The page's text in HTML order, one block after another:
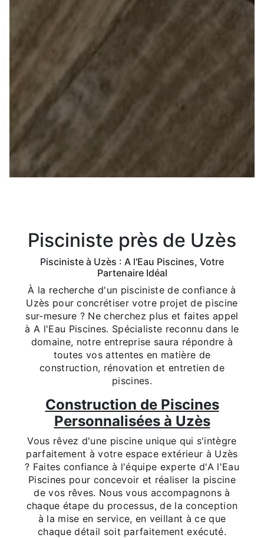
Pisciniste près de Uzès
Pisciniste à Uzès : A l'Eau Piscines, Votre
Partenaire Idéal
À la recherche d'un pisciniste de confiance à
Uzès pour concrétiser votre projet de piscine
sur-mesure ? Ne cherchez plus et faites appel
à A l'Eau Piscines. Spécialiste reconnu dans le
domaine, notre entreprise saura répondre à
toutes vos attentes en matière de
construction, rénovation et entretien de
piscines.
Construction de Piscines
Personnalisées à Uzès
Vous rêvez d'une piscine unique qui s'intègre
parfaitement à votre espace extérieur à Uzès
? Faites confiance à l'équipe experte d'A l'Eau
Piscines pour concevoir et réaliser la piscine
de vos rêves. Nous vous accompagnons à
chaque étape du processus, de la conception
à la mise en service, en veillant à ce que
chaque détail soit parfaitement exécuté.